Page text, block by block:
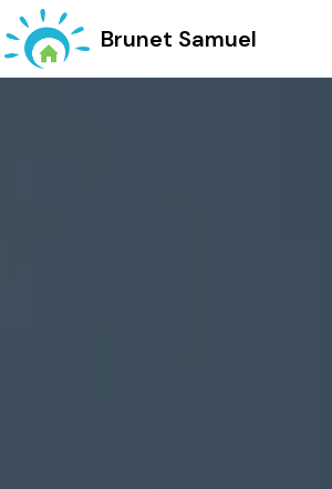
734 Vieux, Chemin d'Entrecasteaux
06 13 07 72 97Brunet Samuel
Panneau de gestion des cookies